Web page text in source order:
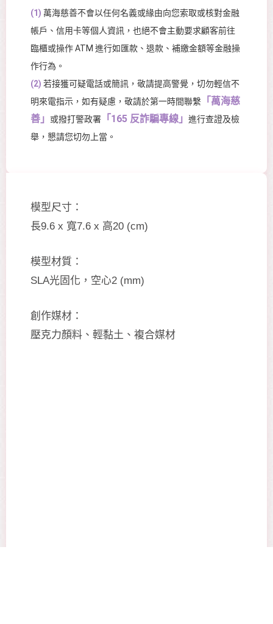
(1) 萬海慈善不會以任何名義或緣由向您索取或核對金融
帳戶、信用卡等個人資訊，也絕不會主動要求顧客前往
臨櫃或操作 ATM 進行如匯款、退款、補繳金額等金融操
作行為。
(2) 若接獲可疑電話或簡訊，敬請提高警覺，切勿輕信不
明來電指示，如有疑慮，敬請於第一時間聯繫 「萬海慈
善」
或撥打警政署 「165 反詐騙專線」 進行查證及檢
舉，懇請您切勿上當。
模型尺寸：
長9.6 x 寬7.6 x 高20 (cm)
模型材質：
SLA光固化，空心2 (mm)
創作媒材：
壓克力顏料、輕黏土、複合媒材